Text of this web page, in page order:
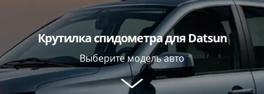
Крутилка спидометра для Datsun
Выберите модель авто